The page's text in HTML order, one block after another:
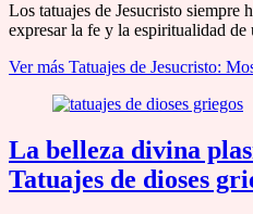
Los tatuajes de Jesucristo siempre
expresar la fe y la espiritualidad
Ver más Tatuajes de Jesucristo:
La belleza divina
Tatuajes de dioses